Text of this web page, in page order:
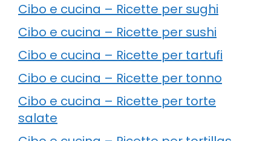
Cibo e cucina – Ricette per sughi
Cibo e cucina – Ricette per sushi
Cibo e cucina – Ricette per tartufi
Cibo e cucina – Ricette per tonno
Cibo e cucina – Ricette per torte
salate